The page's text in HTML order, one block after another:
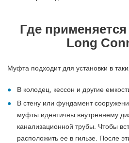
Где
Long
Муфта подходит для установки в
В колодец, кессон и другие
В стену или фундамент
муфты идентичны внутреннему
канализационной трубы. Чтобы
расположить ее в гильзе. После